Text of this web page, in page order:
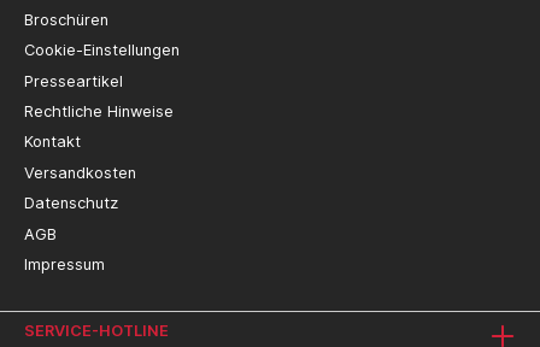
Broschüren
Cookie-Einstellungen
Presseartikel
Rechtliche Hinweise
Kontakt
Versandkosten
Datenschutz
AGB
Impressum
SERVICE-HOTLINE